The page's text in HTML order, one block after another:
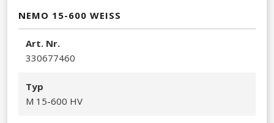
NEMO 15-600 WEISS
Art. Nr.
330677460​
Typ
M 15-600 HV